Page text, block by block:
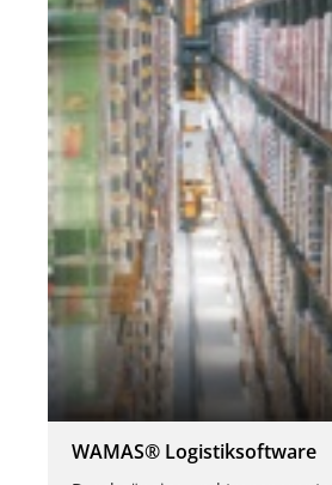
WAMAS® Logistiksoftware